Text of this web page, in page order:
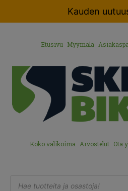
Kauden
Etusivu Myymälä
Koko valikoima Arvostelut Ota